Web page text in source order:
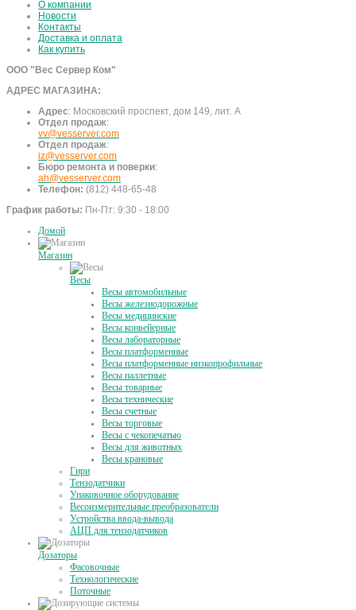
О компании
Новости
Контакты
Доставка и оплата
Как купить
ООО "Вес Сервер Ком"
АДРЕС МАГАЗИНА:
Адрес: Московский проспект, дом 149, лит. А
Отдел продаж:
vv@vesserver.com
Отдел продаж:
iz@vesserver.com
Бюро ремонта и поверки:
ah@vesserver.com
Телефон: (812) 448-65-48
График работы: Пн-Пт: 9:30 - 18:00
Домой
Магазин
Весы
Весы автомобильные
Весы железнодорожные
Весы медицинские
Весы конвейерные
Весы лабораторные
Весы платформенные
Весы платформенные низкопрофильные
Весы паллетные
Весы товарные
Весы технические
Весы счетные
Весы торговые
Весы с чекопечатью
Весы для животных
Весы крановые
Гири
Тензодатчики
Упаковочное оборудование
Весоизмерительные преобразователи
Устройства ввода-вывода
АЦП для тензодатчиков
Дозаторы
Фасовочные
Технологические
Поточные